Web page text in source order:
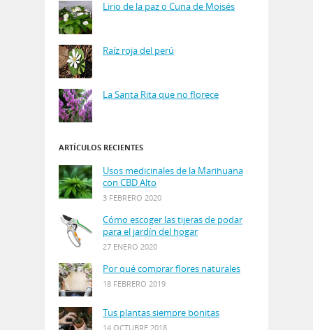
Lirio de la paz o Cuna de Moisés
Raíz roja del perú
La Santa Rita que no florece
ARTÍCULOS RECIENTES
Usos medicinales de la Marihuana
con CBD Alto
3 FEBRERO 2020
Cómo escoger las tijeras de podar
para el jardín del hogar
27 ENERO 2020
Por qué comprar flores naturales
18 FEBRERO 2019
Tus plantas siempre bonitas
14 OCTUBRE 2018